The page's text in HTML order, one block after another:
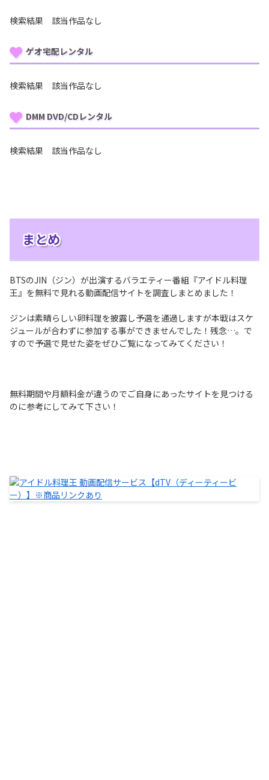
検索結果 該当作品なし
ゲオ宅配レンタル
検索結果 該当作品なし
DMM DVD/CDレンタル
検索結果 該当作品なし
まとめ
BTSのJIN（ジン）が出演するバラエティー番組『アイドル料理
王』を無料で見れる動画配信サイトを調査しまとめました！
ジンは素晴らしい卵料理を披露し予選を通過しますが本戦はスケ
ジュールが合わずに参加する事ができませんでした！残念…。で
すので予選で見せた姿をぜひご覧になってみてください！
無料期間や月額料金が違うのでご自身にあったサイトを見つける
のに参考にしてみて下さい！